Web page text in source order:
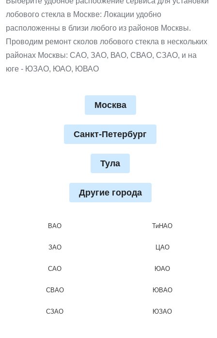
лобового стекла в Москве: Локации удобно
расположенны в близи любого из районов Москвы.
Проводим ремонт сколов лобового стекла в нескольких
районах Москвы: САО, ЗАО, ВАО, СВАО, СЗАО, и на
юге - ЮЗАО, ЮАО, ЮВАО
Москва
Санкт-Петербург
Тула
Другие города
ВАО
ЗАО
САО
СВАО
СЗАО
ТиНАО
ЦАО
ЮАО
ЮВАО
ЮЗАО